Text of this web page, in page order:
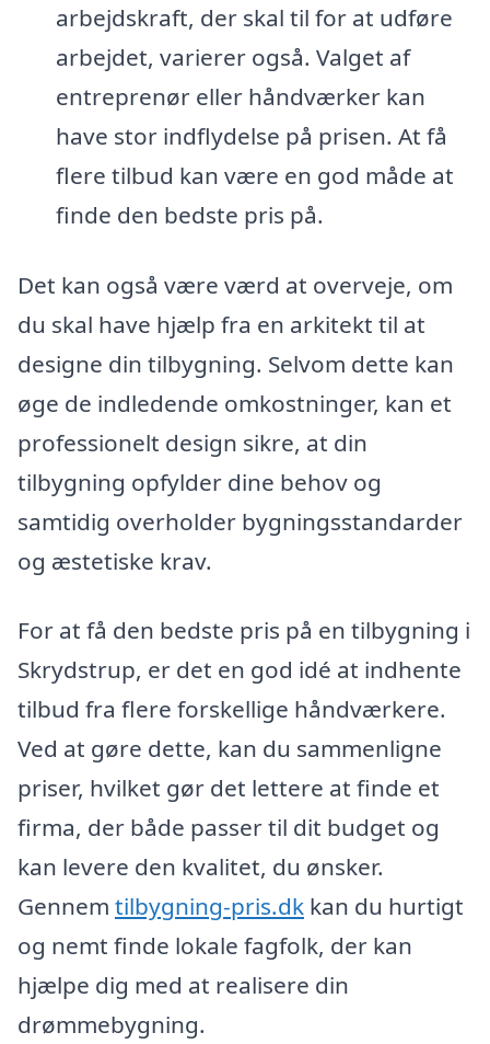
arbejdskraft, der skal til for at udføre
arbejdet, varierer også. Valget af
entreprenør eller håndværker kan
have stor indflydelse på prisen. At få
flere tilbud kan være en god måde at
finde den bedste pris på.
Det kan også være værd at overveje, om
du skal have hjælp fra en arkitekt til at
designe din tilbygning. Selvom dette kan
øge de indledende omkostninger, kan et
professionelt design sikre, at din
tilbygning opfylder dine behov og
samtidig overholder bygningsstandarder
og æstetiske krav.
For at få den bedste pris på en tilbygning i
Skrydstrup, er det en god idé at indhente
tilbud fra flere forskellige håndværkere.
Ved at gøre dette, kan du sammenligne
priser, hvilket gør det lettere at finde et
firma, der både passer til dit budget og
kan levere den kvalitet, du ønsker.
Gennem tilbygning-pris.dk kan du hurtigt
og nemt finde lokale fagfolk, der kan
hjælpe dig med at realisere din
drømmebygning.